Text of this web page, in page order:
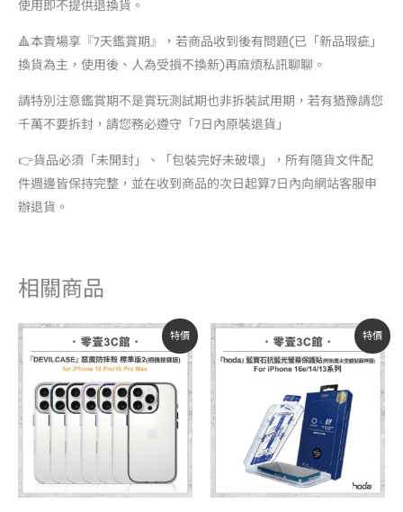
使用即不提供退換貨。
🔺本賣場享『7天鑑賞期』，若商品收到後有問題(已「新品瑕疵」
換貨為主，使用後、人為受損不換新)再麻煩私訊聊聊。
請特別注意鑑賞期不是賞玩測試期也非拆裝試用期，若有猶豫請您
千萬不要拆封，請您務必遵守「7日內原裝退貨」
👉貨品必須「未開封」、「包裝完好未破壞」，所有隨貨文件配
件週邊皆保持完整，並在收到商品的次日起算7日內向網站客服申
辦退貨。
相關商品
特價
原
始
價
格：
NT$1,380。
目
前
價
格：
NT$1,173。
特價
原
始
價
格：
NT$2,490。
目
前
價
格：
NT$1,350。